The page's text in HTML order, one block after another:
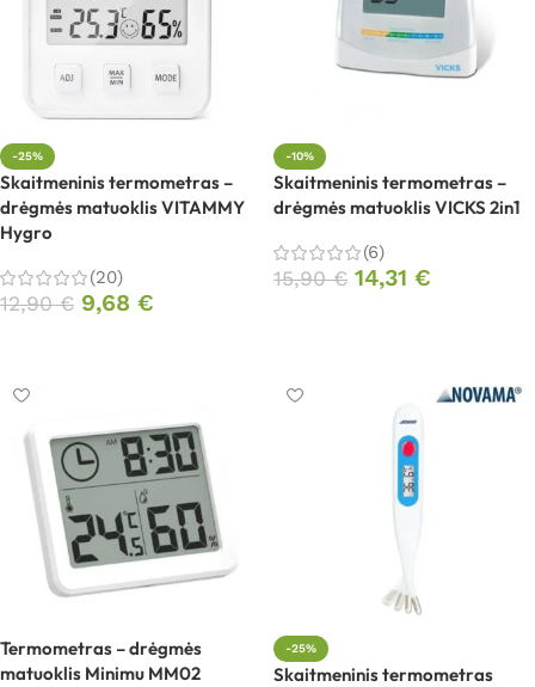
-25%
Skaitmeninis termometras –
drėgmės matuoklis VITAMMY
Hygro
(20)
12,90€ 9,68 €
-10%
Skaitmeninis termometras –
drėgmės matuoklis VICKS 2in1
(6)
15,90€ 14,31 €
Termometras – drėgmės
matuoklis Minimu MM02
-25%
Skaitmeninis termometras